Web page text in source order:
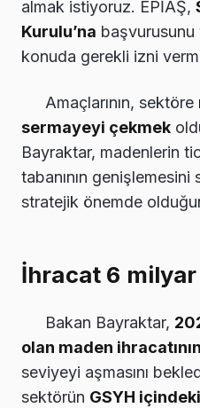
almak istiyoruz. EPİAŞ,
Kurulu’na başvurusunu
konuda gerekli izni
Amaçlarının, sektöre
sermayeyi çekmek
Bayraktar, madenlerin
tabanının
stratejik önemde
İhracat 6 milyar
Bakan Bayraktar,
olan maden ihracatının
seviyeyi aşmasını
sektörün GSYH içindeki